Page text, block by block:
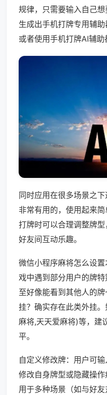
规律，只需要输入自己
生成出手机打牌专用辅
或者使用手机打牌AI辅助
同时应用在很多场景之
非常有用的，使用起来
打牌时可以合理调整牌
好友间互动乐趣。
微信小程序麻将怎么设
戏中遇到部分用户的牌
至好像能看到其他人的
挂？确实存在此类外挂
麻将,天天爱麻将)等，建
平。
自定义修改牌：用户可输
修改自身牌型或隐藏操
用于多种场景（如与好